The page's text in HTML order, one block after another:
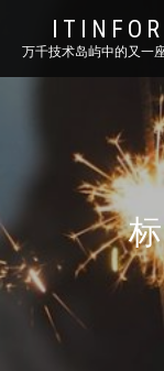
ITINFOR
万千技术岛屿中的又一